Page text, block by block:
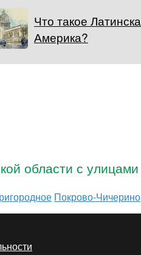
Что такое
Америка?
области с
Покрово-Чичерино